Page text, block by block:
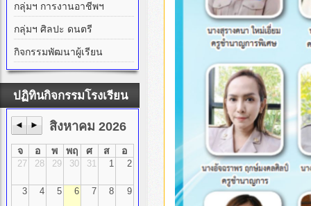
กลุ่มฯ การงานอาชีพฯ
กลุ่มฯ ศิลปะ ดนตรี
กิจกรรมพัฒนาผู้เรียน
ปฏิทินกิจกรรมโรงเรียน
◄ ► สิงหาคม 2026
จ อ พ พฤ ศ ส อ
27 28 29 30 31 1 2
3 4 5 6 7 8 9